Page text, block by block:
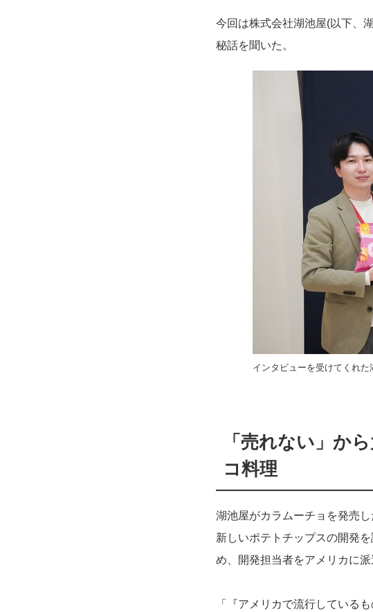
今回は株式会社湖池屋(以下、
秘話を聞いた。
インタビューを受けてくれ
「売れない」か
コ料理
湖池屋がカラムーチョを発売
新しいポテトチップスの開発
め、開発担当者をアメリカに派
「『アメリカで流行している